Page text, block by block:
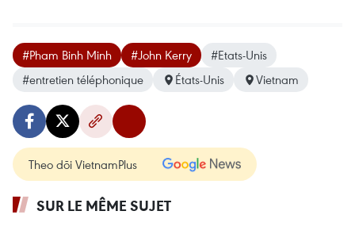
#Pham Binh Minh #John Kerry
#Etats-Unis
#entretien téléphonique
États-Unis Vietnam
Theo dõi VietnamPlus
SUR LE MÊME SUJET